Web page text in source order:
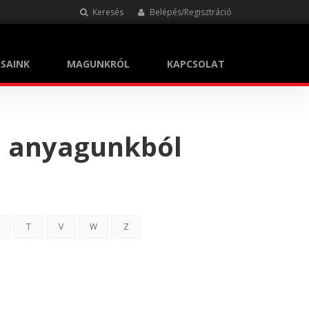
Keresés Belépés/Regisztráció
MAGUNKRÓL KAPCSOLAT
T V W Z